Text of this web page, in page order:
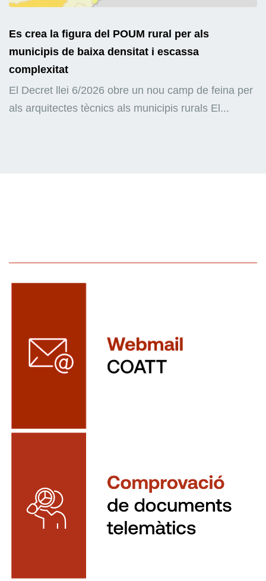
Es crea la figura del POUM rural per als
municipis de baixa densitat i escassa
complexitat
El Decret llei 6/2026 obre un nou camp de feina per
als arquitectes tècnics als municipis rurals El...